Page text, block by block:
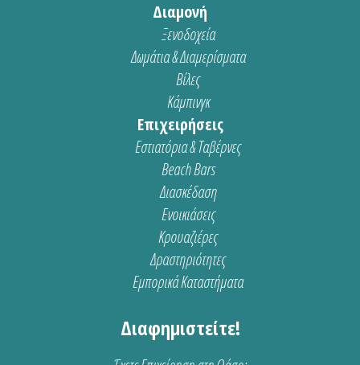
Διαμονή
Ξενοδοχεία
Δωμάτια & Διαμερίσματα
Βίλες
Κάμπινγκ
Επιχειρήσεις
Εστιατόρια & Ταβέρνες
Beach Bars
Διασκέδαση
Ενοικιάσεις
Κρουαζιέρες
Δραστηριότητες
Εμπορικά Καταστήματα
Διαφημιστείτε!